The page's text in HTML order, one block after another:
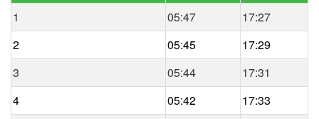
1
05:47
17:27
2
05:45
17:29
3
05:44
17:31
4
05:42
17:33